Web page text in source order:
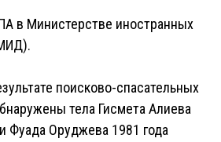
в Министерстве иностранных
поисково-спасательных
тела Гисмета Алиева
Фуада Оруджева 1981 года